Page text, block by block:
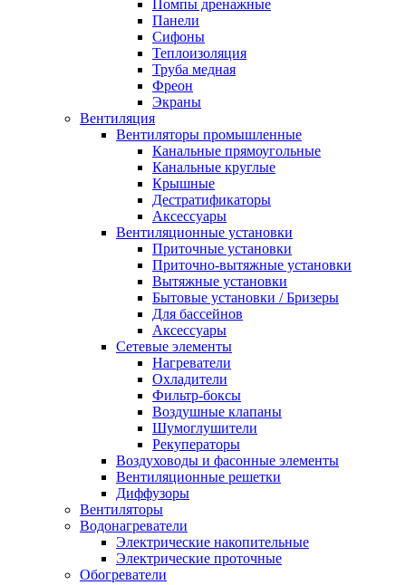
Помпы дренажные
Панели
Сифоны
Теплоизоляция
Труба медная
Фреон
Экраны
Вентиляция
Вентиляторы промышленные
Канальные прямоугольные
Канальные круглые
Крышные
Дестратификаторы
Аксессуары
Вентиляционные установки
Приточные установки
Приточно-вытяжные установки
Вытяжные установки
Бытовые установки / Бризеры
Для бассейнов
Аксессуары
Сетевые элементы
Нагреватели
Охладители
Фильтр-боксы
Воздушные клапаны
Шумоглушители
Рекуператоры
Воздуховоды и фасонные элементы
Вентиляционные решетки
Диффузоры
Вентиляторы
Водонагреватели
Электрические накопительные
Электрические проточные
Обогреватели